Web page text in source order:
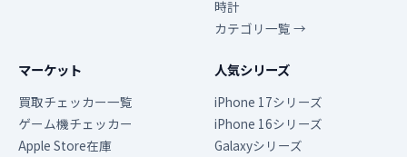
時計
カテゴリ一覧 →
マーケット
買取チェッカー一覧
ゲーム機チェッカー
Apple Store在庫
人気シリーズ
iPhone 17シリーズ
iPhone 16シリーズ
Galaxyシリーズ